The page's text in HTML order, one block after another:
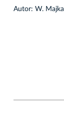
Autor: W. Majka